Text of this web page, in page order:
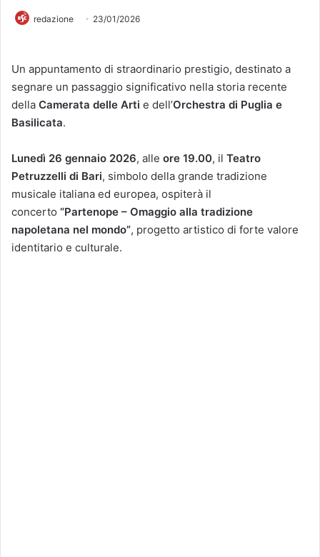
redazione 23/01/2026
Un appuntamento di straordinario prestigio, destinato a
segnare un passaggio significativo nella storia recente
della Camerata delle Arti e dell’Orchestra di Puglia e
Basilicata.
Lunedì 26 gennaio 2026, alle ore 19.00, il Teatro
Petruzzelli di Bari, simbolo della grande tradizione
musicale italiana ed europea, ospiterà il
concerto “Partenope – Omaggio alla tradizione
napoletana nel mondo”, progetto artistico di forte valore
identitario e culturale.